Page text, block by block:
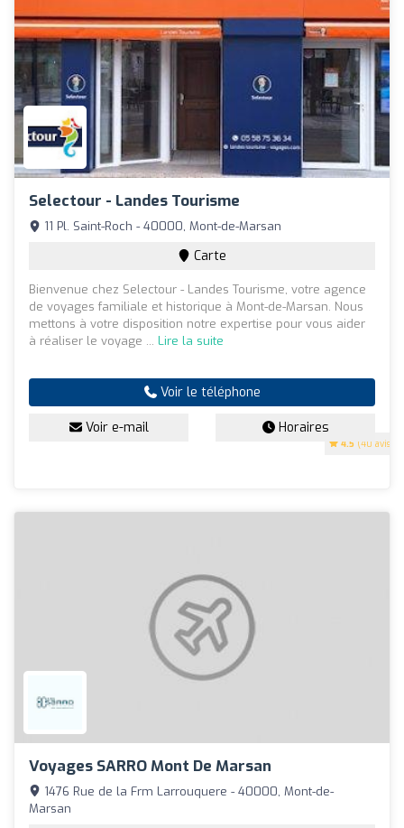
Selectour - Landes Tourisme
4.5 (40 avis)
11 Pl. Saint-Roch - 40000, Mont-de-Marsan
Carte
Bienvenue chez Selectour - Landes Tourisme, votre agence
de voyages familiale et historique à Mont-de-Marsan. Nous
mettons à votre disposition notre expertise pour vous aider
à réaliser le voyage ... Lire la suite
Voir le téléphone
Voir e-mail Horaires
Voyages SARRO Mont De Marsan
1476 Rue de la Frm Larrouquere - 40000, Mont-de-
Marsan